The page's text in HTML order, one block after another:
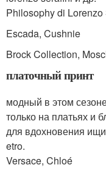
Philosophy di
Escada, Cushnie
Brock Collection,
платочный принт
модный в этом
только на платьях и
для вдохновения
etro.
Versace, Chloé